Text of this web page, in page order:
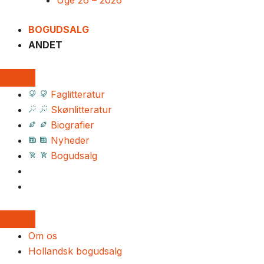
BOGUDSALG
ANDET
Faglitteratur
Skønlitteratur
Biografier
Nyheder
Bogudsalg
Om os
Hollandsk bogudsalg